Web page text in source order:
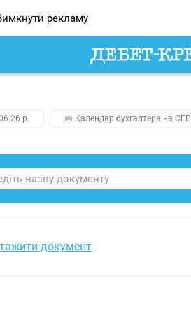
рекламу
р. 📅 Календар бухгалтера на
документ